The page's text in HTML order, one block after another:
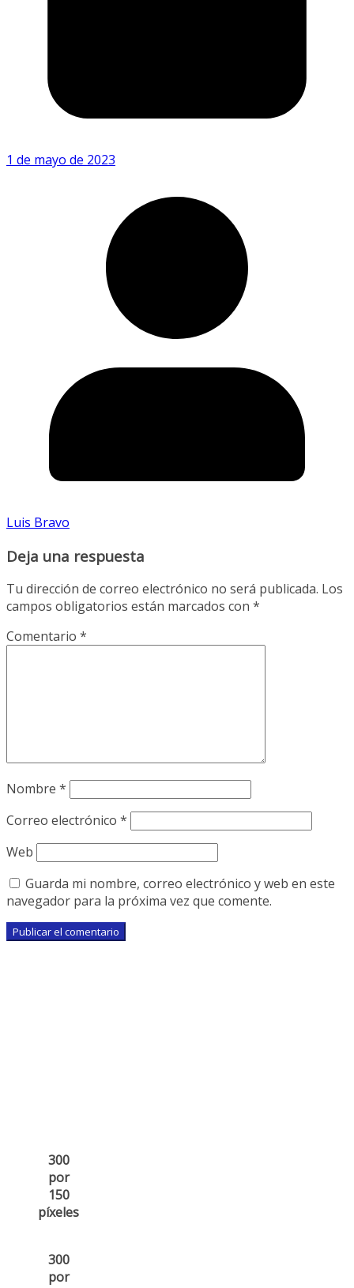
1 de mayo de 2023
Luis Bravo
Deja una respuesta
Tu dirección de correo electrónico no será publicada. Los
campos obligatorios están marcados con *
Comentario *
Nombre *
Correo electrónico *
Web
Guarda mi nombre, correo electrónico y web en este
navegador para la próxima vez que comente.
300
por
150
píxeles
300
por